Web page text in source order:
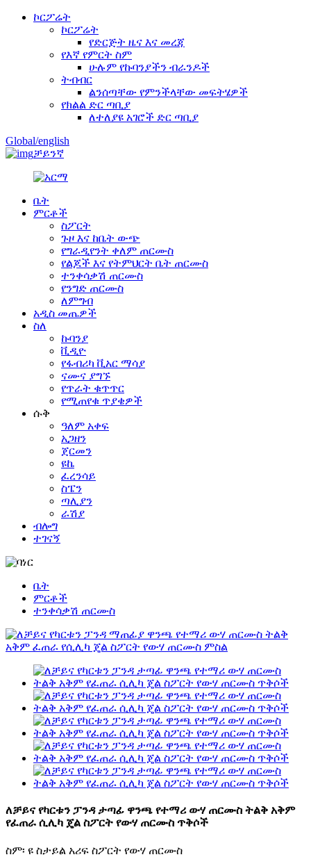
ኮርፖሬት
ኮርፖሬት
የድርጅት ዜና እና መረጃ
የእኛ የምርት ስም
ሁሉም የኩባንያችን ብራንዶች
ትብብር
ልንሰጣቸው የምንችላቸው መፍትሄዎች
የክልል ድር ጣቢያ
ለተለያዩ አገሮች ድር ጣቢያ
Global/english
ቻይንኛ
ቤት
ምርቶች
ስፖርት
ጉዞ እና ከቤት ውጭ
የግራዲየንት ቀለም ጠርሙስ
የልጆች እና የትምህርት ቤት ጠርሙስ
ተንቀሳቃሽ ጠርሙስ
የንግድ ጠርሙስ
ለምግብ
አዲስ መጤዎች
ስለ
ኩባንያ
ቪዲዮ
የፋብሪካ ቪአር ማሳያ
ናሙና ያግኙ
የጥራት ቁጥጥር
የሚጠየቁ ጥያቄዎች
ሱቅ
ዓለም አቀፍ
አጋዘን
ጀርመን
ዩኬ
ፈረንሳይ
ስፔን
ጣሊያን
ራሽያ
ብሎግ
ተገናኝ
ቤት
ምርቶች
ተንቀሳቃሽ ጠርሙስ
ለቻይና የካርቱን ፓንዳ ታጣፊ ዋንጫ የተማሪ ውሃ ጠርሙስ ትልቅ አቅም
የፈጠራ ሲሊካ ጄል ስፖርት የውሃ ጠርሙስ ጥቅሶች
ስም፡ ዩ ስታይል አሪፍ ስፖርት የውሃ ጠርሙስ